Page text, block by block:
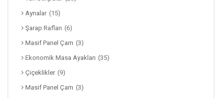
Aynalar (15)
Şarap Rafları (6)
Masif Panel Çam (3)
Ekonomik Masa Ayakları (35)
Çiçeklikler (9)
Masif Panel Çam (3)